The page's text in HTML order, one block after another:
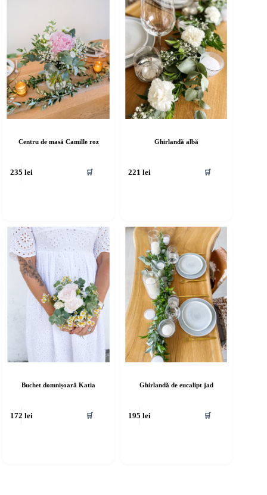
Centru de masă Camille roz
235lei 🛒
Ghirlandă albă
221lei 🛒
Buchet domnișoară Katia
172lei 🛒
Ghirlandă de eucalipt jad
195lei 🛒